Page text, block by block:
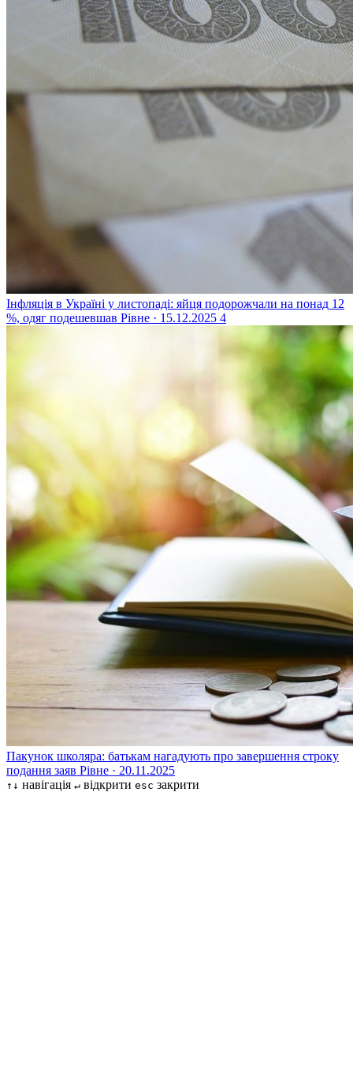
Інфляція в Україні у листопаді: яйця подорожчали на понад 12
%, одяг подешевшав Рівне · 15.12.2025 4
Пакунок школяра: батькам нагадують про завершення строку
подання заяв Рівне · 20.11.2025
↑↓ навігація ↵ відкрити esc закрити